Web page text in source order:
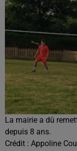
La mairie a dû
depuis 8 ans.
Crédit : Appoline